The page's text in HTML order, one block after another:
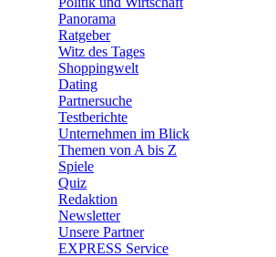
Panorama
Ratgeber
Witz des Tages
Shoppingwelt
Dating
Partnersuche
Testberichte
Unternehmen im Blick
Themen von A bis Z
Spiele
Quiz
Redaktion
Newsletter
Unsere Partner
EXPRESS Service